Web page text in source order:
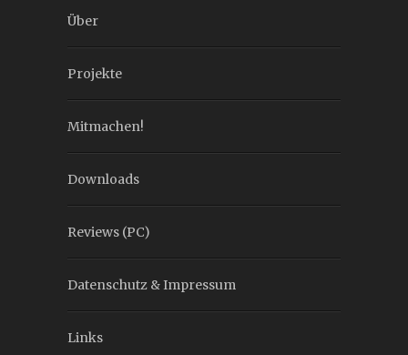
Über
Projekte
Mitmachen!
Downloads
Reviews (PC)
Datenschutz & Impressum
Links